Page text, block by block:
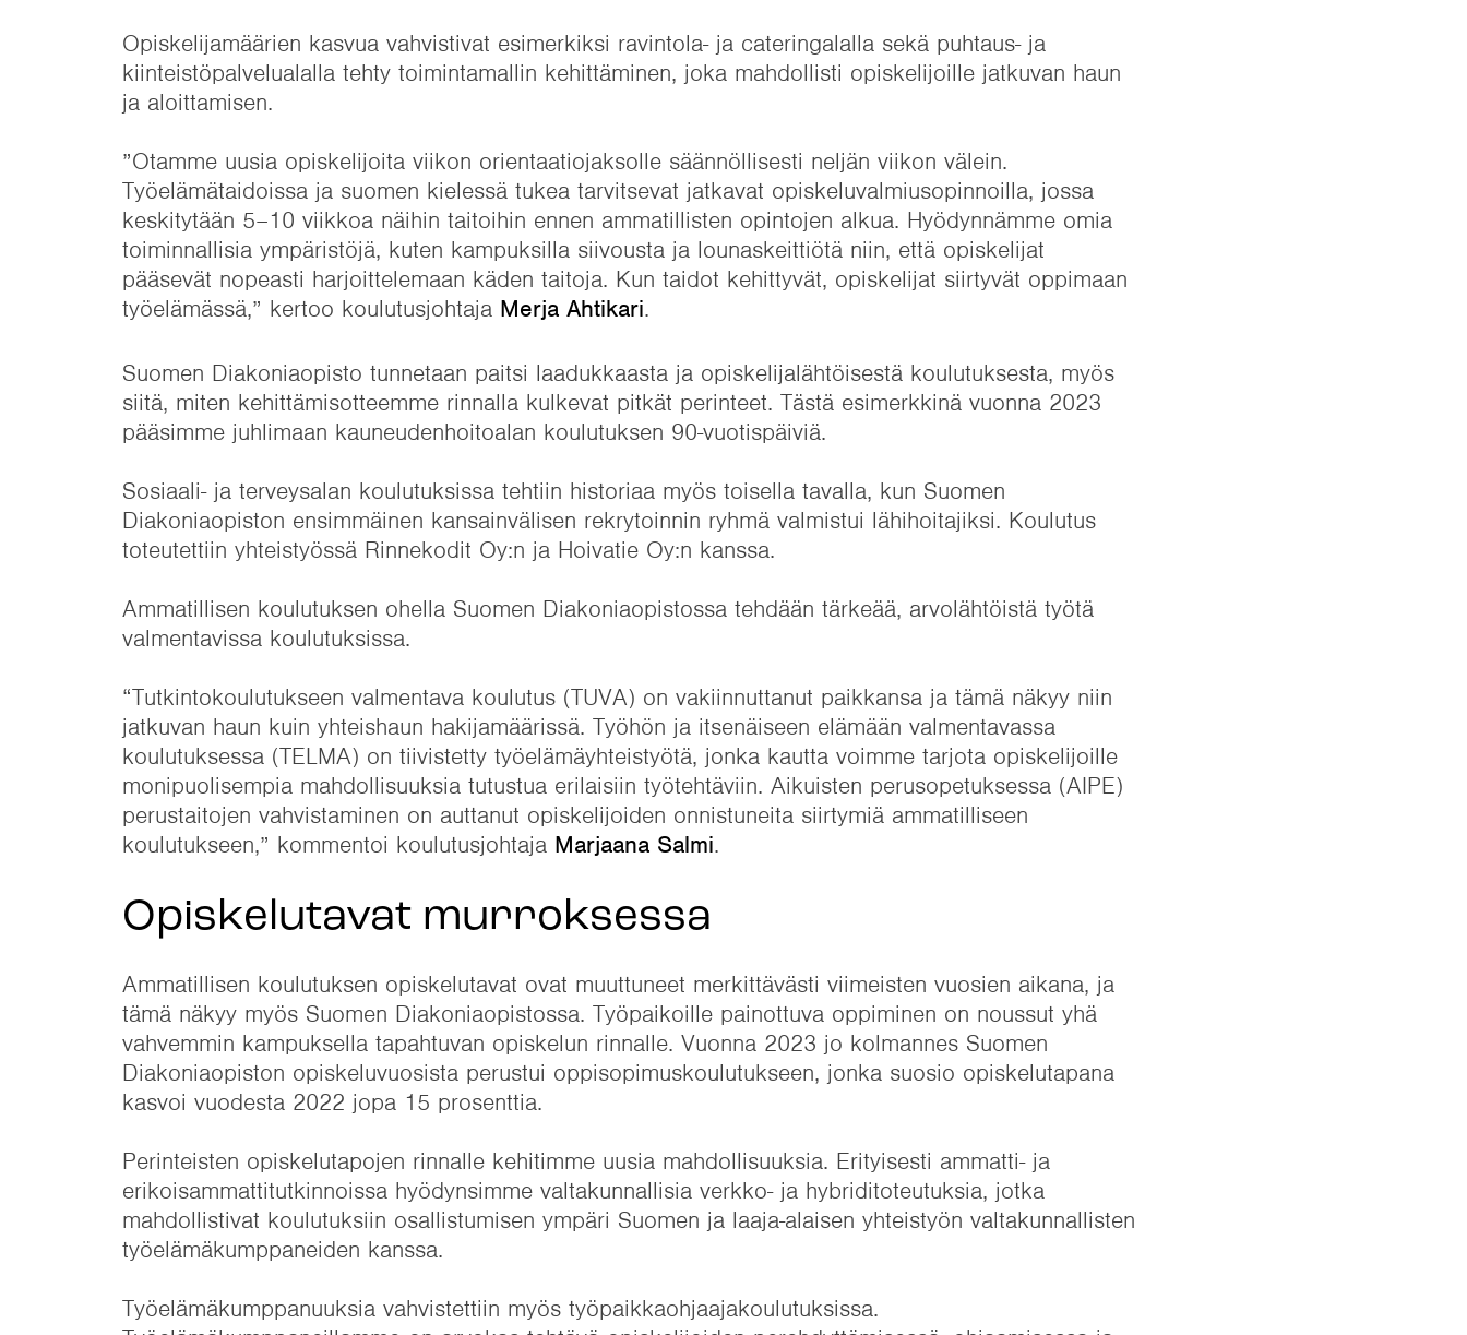
Opiskelijamäärien kasvua vahvistivat esimerkiksi ravintola- ja cateringalalla sekä puhtaus- ja
kiinteistöpalvelualalla tehty toimintamallin kehittäminen, joka mahdollisti opiskelijoille jatkuvan haun
ja aloittamisen.
”Otamme uusia opiskelijoita viikon orientaatiojaksolle säännöllisesti neljän viikon välein.
Työelämätaidoissa ja suomen kielessä tukea tarvitsevat jatkavat opiskeluvalmiusopinnoilla, jossa
keskitytään 5–10 viikkoa näihin taitoihin ennen ammatillisten opintojen alkua. Hyödynnämme omia
toiminnallisia ympäristöjä, kuten kampuksilla siivousta ja lounaskeittiötä niin, että opiskelijat
pääsevät nopeasti harjoittelemaan käden taitoja. Kun taidot kehittyvät, opiskelijat siirtyvät oppimaan
työelämässä,” kertoo koulutusjohtaja Merja Ahtikari.
Suomen Diakoniaopisto tunnetaan paitsi laadukkaasta ja opiskelijalähtöisestä koulutuksesta, myös
siitä, miten kehittämisotteemme rinnalla kulkevat pitkät perinteet. Tästä esimerkkinä vuonna 2023
pääsimme juhlimaan kauneudenhoitoalan koulutuksen 90-vuotispäiviä.
Sosiaali- ja terveysalan koulutuksissa tehtiin historiaa myös toisella tavalla, kun Suomen
Diakoniaopiston ensimmäinen kansainvälisen rekrytoinnin ryhmä valmistui lähihoitajiksi. Koulutus
toteutettiin yhteistyössä Rinnekodit Oy:n ja Hoivatie Oy:n kanssa.
Ammatillisen koulutuksen ohella Suomen Diakoniaopistossa tehdään tärkeää, arvolähtöistä työtä
valmentavissa koulutuksissa.
“Tutkintokoulutukseen valmentava koulutus (TUVA) on vakiinnuttanut paikkansa ja tämä näkyy niin
jatkuvan haun kuin yhteishaun hakijamäärissä. Työhön ja itsenäiseen elämään valmentavassa
koulutuksessa (TELMA) on tiivistetty työelämäyhteistyötä, jonka kautta voimme tarjota opiskelijoille
monipuolisempia mahdollisuuksia tutustua erilaisiin työtehtäviin. Aikuisten perusopetuksessa (AIPE)
perustaitojen vahvistaminen on auttanut opiskelijoiden onnistuneita siirtymiä ammatilliseen
koulutukseen,” kommentoi koulutusjohtaja Marjaana Salmi.
Opiskelutavat murroksessa
Ammatillisen koulutuksen opiskelutavat ovat muuttuneet merkittävästi viimeisten vuosien aikana, ja
tämä näkyy myös Suomen Diakoniaopistossa. Työpaikoille painottuva oppiminen on noussut yhä
vahvemmin kampuksella tapahtuvan opiskelun rinnalle. Vuonna 2023 jo kolmannes Suomen
Diakoniaopiston opiskeluvuosista perustui oppisopimuskoulutukseen, jonka suosio opiskelutapana
kasvoi vuodesta 2022 jopa 15 prosenttia.
Perinteisten opiskelutapojen rinnalle kehitimme uusia mahdollisuuksia. Erityisesti ammatti- ja
erikoisammattitutkinnoissa hyödynsimme valtakunnallisia verkko- ja hybriditoteutuksia, jotka
mahdollistivat koulutuksiin osallistumisen ympäri Suomen ja laaja-alaisen yhteistyön valtakunnallisten
työelämäkumppaneiden kanssa.
Työelämäkumppanuuksia vahvistettiin myös työpaikkaohjaajakoulutuksissa.